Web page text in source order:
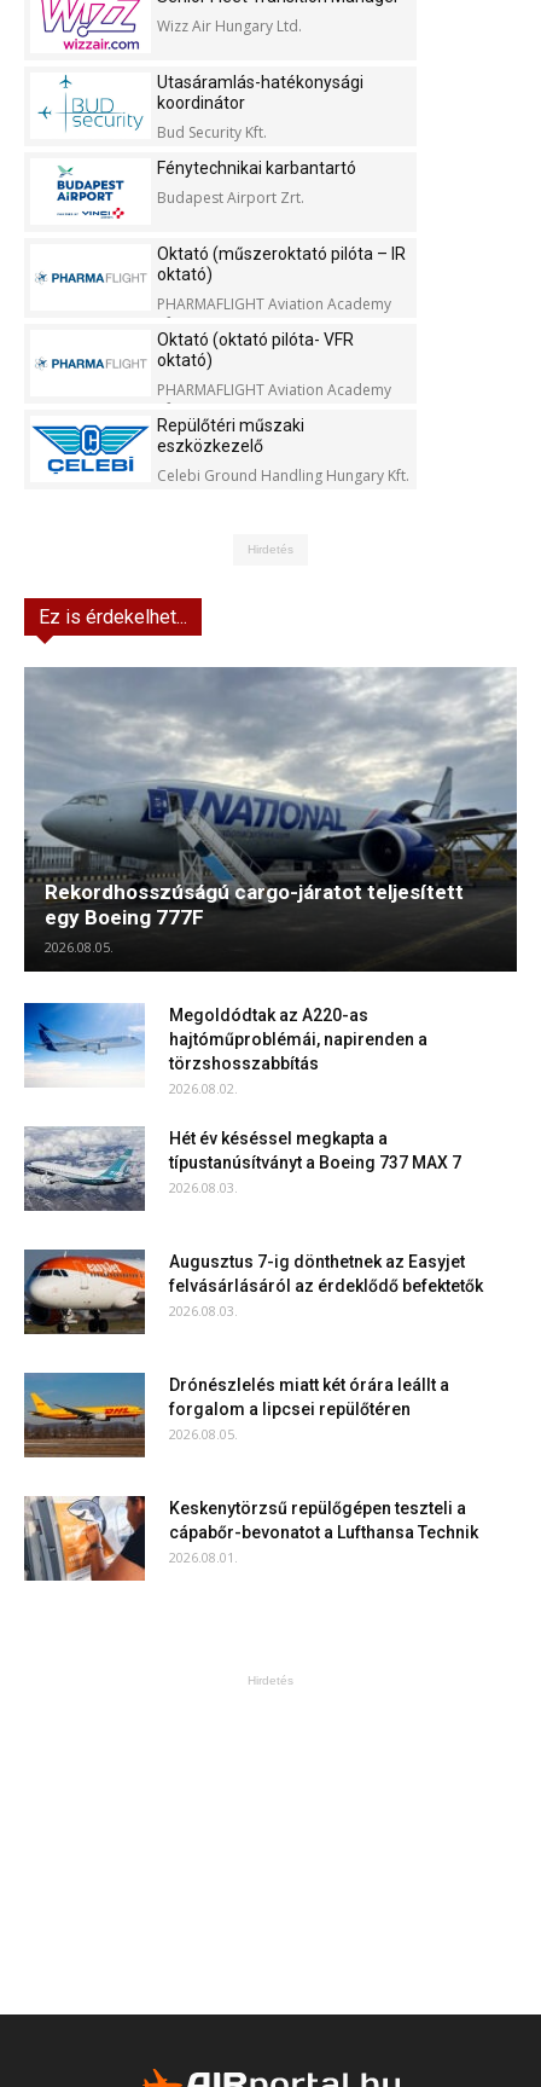
Wizz Air Hungary Ltd.
Utasáramlás-hatékonysági
koordinátor
Bud Security Kft.
Fénytechnikai karbantartó
Budapest Airport Zrt.
Oktató (műszeroktató pilóta – IR
oktató)
PHARMAFLIGHT Aviation Academy
Kft.
Oktató (oktató pilóta- VFR
oktató)
PHARMAFLIGHT Aviation Academy
Kft.
Repülőtéri műszaki
eszközkezelő
Celebi Ground Handling Hungary Kft.
Hirdetés
Ez is érdekelhet...
Rekordhosszúságú cargo-járatot teljesített
egy Boeing 777F
2026.08.05.
Megoldódtak az A220-as
hajtóműproblémái, napirenden a
törzshosszabbítás
2026.08.02.
Hét év késéssel megkapta a
típustanúsítványt a Boeing 737 MAX 7
2026.08.03.
Augusztus 7-ig dönthetnek az Easyjet
felvásárlásáról az érdeklődő befektetők
2026.08.03.
Drónészlelés miatt két órára leállt a
forgalom a lipcsei repülőtéren
2026.08.05.
Keskenytörzsű repülőgépen teszteli a
cápabőr-bevonatot a Lufthansa Technik
2026.08.01.
Hirdetés